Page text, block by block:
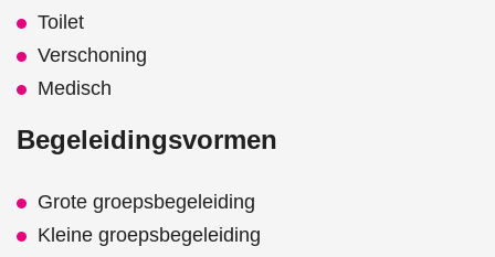
Toilet
Verschoning
Medisch
Begeleidingsvormen
Grote groepsbegeleiding
Kleine groepsbegeleiding